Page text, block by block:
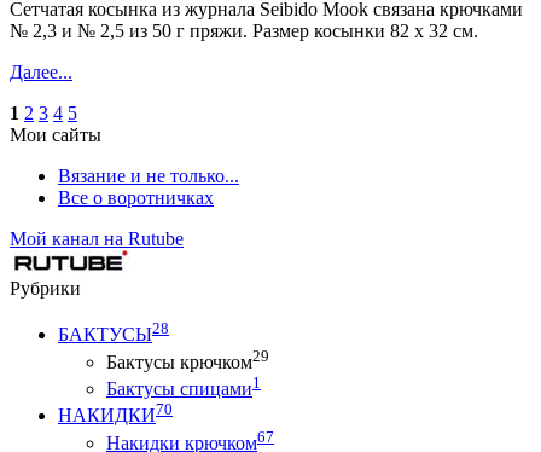
Сетчатая косынка из журнала Seibido Mook связана крючками
№ 2,3 и № 2,5 из 50 г пряжи. Размер косынки 82 х 32 см.
Далее...
1 2 3 4 5
Мои сайты
Вязание и не только...
Все о воротничках
Мой канал на Rutube
Рубрики
БАКТУСЫ28
Бактусы крючком29
Бактусы спицами1
НАКИДКИ70
Накидки крючком67